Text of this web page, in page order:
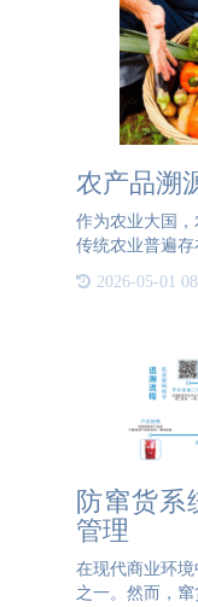
农产品溯
作为农业大国，
传统农业普遍存
安全性。为此
2026-05-01
防窜货系
管理
在现代商业环
之一。然而，